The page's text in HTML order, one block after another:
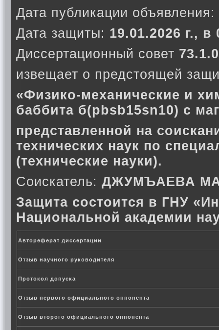
Дата публикации объявления:
Дата защиты: 19.01.2026 г., в
Диссертационный совет
извещает о предстоящей
«Физико-механические и
баббита б(pbsb15sn10) с
представленной на
технических наук по
(технические науки).
Соискатель: ДЖУМЪАЕВА
Защита состоится в ГНУ
Национальной академии
Автореферат диссертации
Отзыв научного руководителя
Протокол допуска
Отзыв первого официального оппонента
Отзыв второго официального оппонента